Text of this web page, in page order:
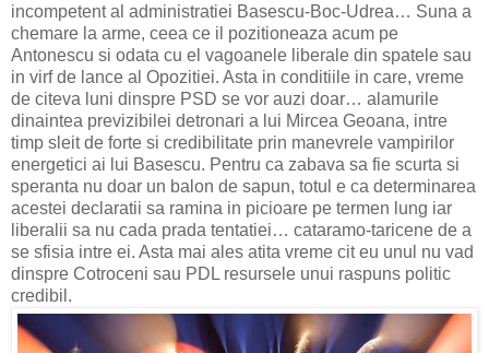
incompetent al administratiei Basescu-Boc-Udrea… Suna a
chemare la arme, ceea ce il pozitioneaza acum pe
Antonescu si odata cu el vagoanele liberale din spatele sau
in virf de lance al Opozitiei. Asta in conditiile in care, vreme
de citeva luni dinspre PSD se vor auzi doar… alamurile
dinaintea previzibilei detronari a lui Mircea Geoana, intre
timp sleit de forte si credibilitate prin manevrele vampirilor
energetici ai lui Basescu. Pentru ca zabava sa fie scurta si
speranta nu doar un balon de sapun, totul e ca determinarea
acestei declaratii sa ramina in picioare pe termen lung iar
liberalii sa nu cada prada tentatiei… cataramo-taricene de a
se sfisia intre ei. Asta mai ales atita vreme cit eu unul nu vad
dinspre Cotroceni sau PDL resursele unui raspuns politic
credibil.